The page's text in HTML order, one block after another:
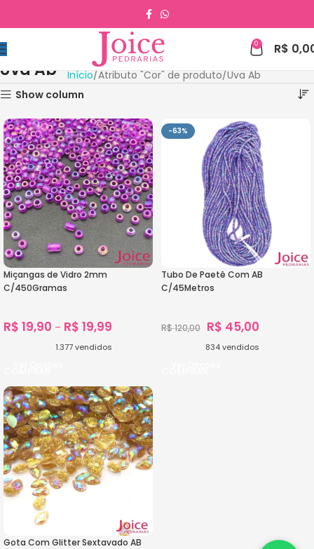
0 R$
Uva Ab Início Atributo "Cor" de produto Uva Ab
Show column
Miçangas de Vidro 2mm
C/450Gramas
R$ 19,90 – R$ 19,99
1.377vendidos
-63%
Tubo De Paetê Com AB
C/45Metros
R$120,00 R$ 45,00
834vendidos
Gota Com Glitter Sextavado AB